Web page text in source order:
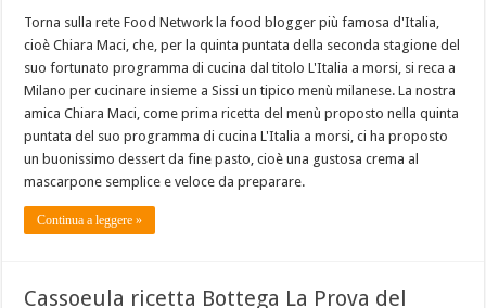
Torna sulla rete Food Network la food blogger più famosa d'Italia,
cioè Chiara Maci, che, per la quinta puntata della seconda stagione del
suo fortunato programma di cucina dal titolo L'Italia a morsi, si reca a
Milano per cucinare insieme a Sissi un tipico menù milanese. La nostra
amica Chiara Maci, come prima ricetta del menù proposto nella quinta
puntata del suo programma di cucina L'Italia a morsi, ci ha proposto
un buonissimo dessert da fine pasto, cioè una gustosa crema al
mascarpone semplice e veloce da preparare.
Continua a leggere »
Cassoeula ricetta Bottega La Prova del